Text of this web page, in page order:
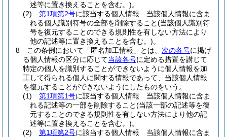
述等に置き換えることを含む。)。
(2)
第1項第2号に該当する個人情報 当該個人情報に含ま
れる個人識別符号の全部を削除すること(当該個人識別符
号を復元することのできる規則性を有しない方法により
他の記述等に置き換えることを含む。)。
8
この条例において「匿名加工情報」とは、 次の各号に掲げ
る個人情報の区分に応じて当該各号に定める措置を講じて
特定の個人を識別することができないように個人情報を加
工して得られる個人に関する情報であって、当該個人情報
を復元することができないようにしたものをいう。
(1)
第1項第1号に該当する個人情報 当該個人情報に含ま
れる記述等の一部を削除すること(当該一部の記述等を復
元することのできる規則性を有しない方法により他の記
述等に置き換えることを含む。)。
(2)
第1項第2号に該当する個人情報 当該個人情報に含ま